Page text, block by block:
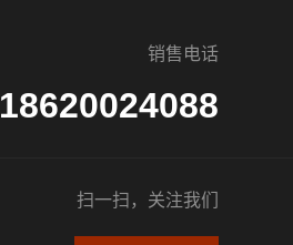
销售电话
18620024088
扫一扫，关注我们